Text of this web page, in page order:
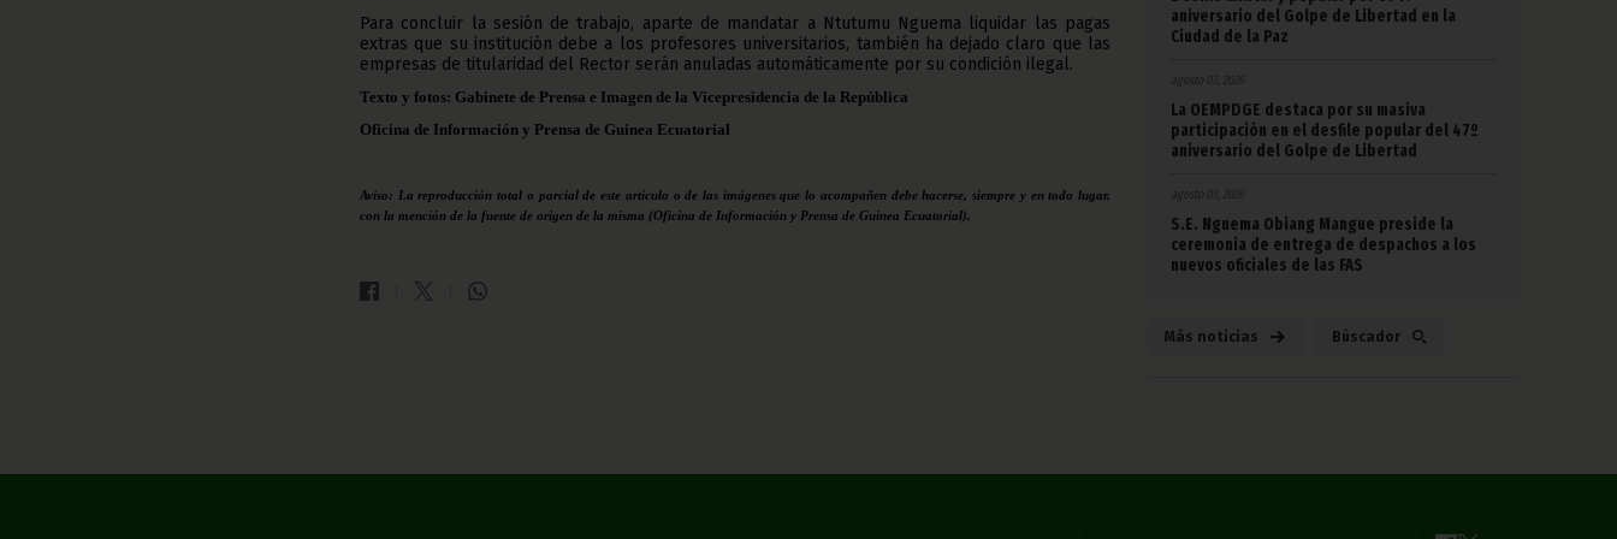
Para concluir la sesión de trabajo, aparte de mandatar a Ntutumu Nguema liquidar las pagas
extras que su institución debe a los profesores universitarios, también ha dejado claro que las
empresas de titularidad del Rector serán anuladas automáticamente por su condición ilegal.
Texto y fotos: Gabinete de Prensa e Imagen de la Vicepresidencia de la República
Oficina de Información y Prensa de Guinea Ecuatorial
Aviso: La reproducción total o parcial de este artículo o de las imágenes que lo acompañen debe hacerse, siempre y en todo lugar,
con la mención de la fuente de origen de la misma (Oficina de Información y Prensa de Guinea Ecuatorial).
aniversario del Golpe de Libertad en la
Ciudad de la Paz
agosto 03, 2026
La OEMPDGE destaca por su masiva
participación en el desfile popular del 47º
aniversario del Golpe de Libertad
agosto 03, 2026
S.E. Nguema Obiang Mangue preside la
ceremonia de entrega de despachos a los
nuevos oficiales de las FAS
Más noticias Búscador